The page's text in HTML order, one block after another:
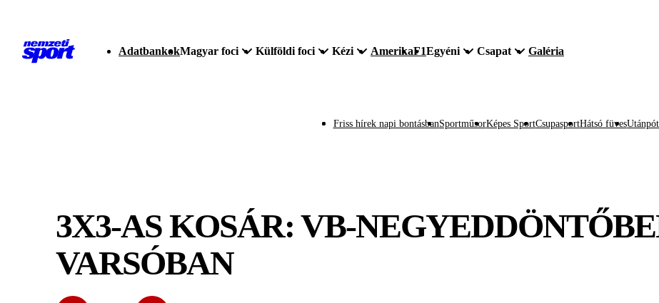
AdatbankokMagyar foci Külföldi foci Kézi AmerikaF1Egyéni Csapat Galéria
Friss hírek napi bontásbanSportműsorKépes SportCsupasportHátsó füves
3X3-AS KOSÁR: VB-
VARSÓBAN